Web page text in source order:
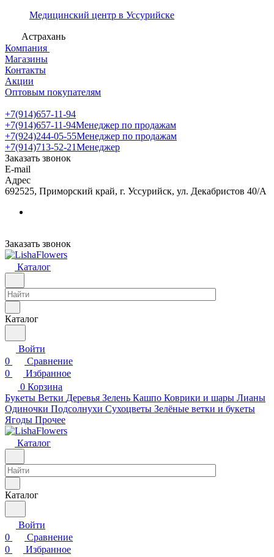
Медицинский центр в Уссурийске
Астрахань
Компания
Магазины
Контакты
Акции
Оптовым покупателям
+7(914)657-11-94
+7(914)657-11-94Менеджер по продажам
+7(924)244-05-55Менеджер по продажам
+7(914)713-52-21Менеджер
Заказать звонок
E-mail
Адрес
692525, Приморский край, г. Уссурийск, ул. Декабристов 40/А
Заказать звонок
Каталог
Каталог
Войти
0
Сравнение
0
Избранное
0 Корзина
Букеты Ветки Деревья Зелень Кашпо Коврики и шары Лианы
Одиночки Подсолнухи Сухоцветы Зелёные ветки и букеты
Ягоды Прочее
Каталог
Каталог
Войти
0
Сравнение
0
Избранное